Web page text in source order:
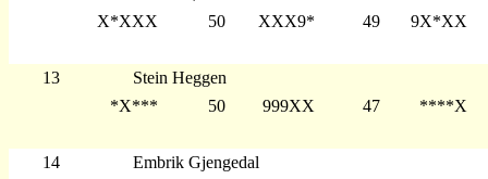
X*XXX
50 XXX9* 49 9X*XX
13
Stein Heggen
*X***
50 999XX 47 ****X
14
Embrik Gjengedal